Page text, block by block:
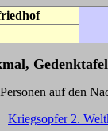
den
Kriegsopfer 2.